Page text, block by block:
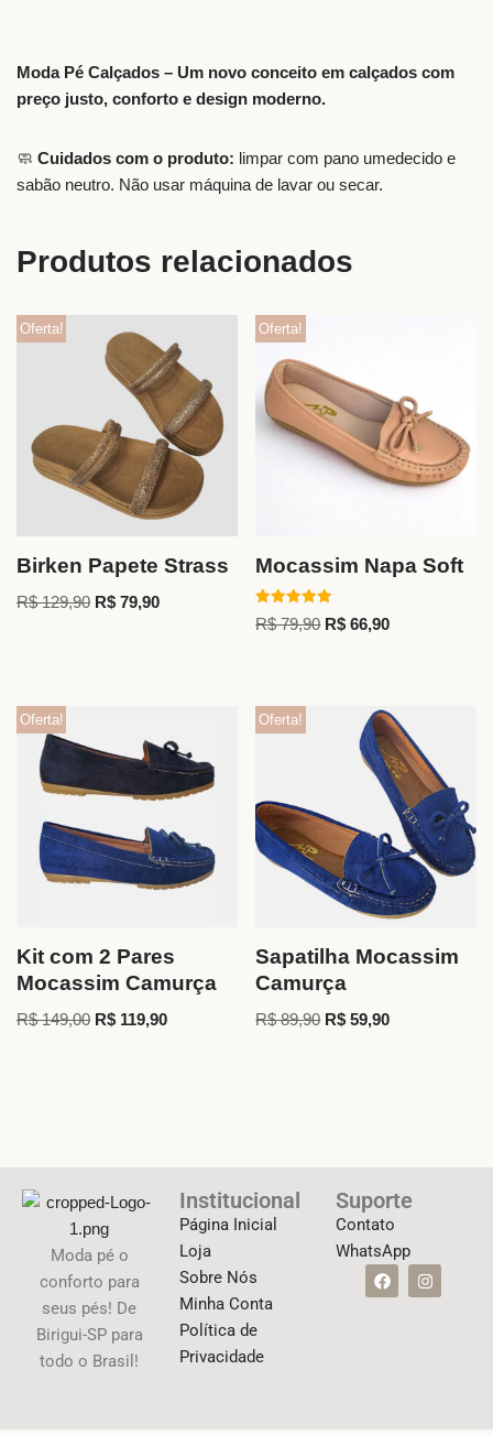
Moda Pé Calçados – Um novo conceito em calçados com
preço justo, conforto e design moderno.
🧼 Cuidados com o produto: limpar com pano umedecido e
sabão neutro. Não usar máquina de lavar ou secar.
Produtos relacionados
Oferta!
Birken Papete Strass
R$129,90 R$ 79,90
Oferta!
Mocassim Napa Soft
Avaliação
5.00
R$79,90 R$ 66,90
Oferta!
Kit com 2 Pares
Mocassim Camurça
R$149,00 R$ 119,90
Oferta!
Sapatilha Mocassim
Camurça
R$89,90 R$ 59,90
Moda pé o
conforto para
seus pés! De
Birigui-SP para
todo o Brasil!
Institucional
Página Inicial
Loja
Sobre Nós
Minha Conta
Política de
Privacidade
Suporte
Contato
WhatsApp